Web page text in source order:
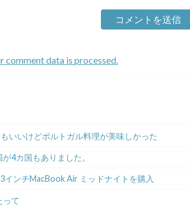
comment data is processed.
いいけどポルトガル料理が美味しかった
4カ国もありました。
インチMacBook Air ミッドナイトを購入
って